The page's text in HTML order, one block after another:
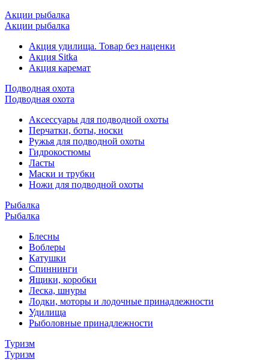
Акции рыбалка
Акции рыбалка
Акция удилища. Товар без наценки
Акция Sitka
Акция каремат
Подводная охота
Подводная охота
Аксессуары для подводной охоты
Перчатки, боты, носки
Ружья для подводной охоты
Гидрокостюмы
Ласты
Маски и трубки
Ножи для подводной охоты
Рыбалка
Рыбалка
Блесны
Воблеры
Катушки
Спиннинги
Ящики, коробки
Леска, шнуры
Лодки, моторы и лодочные принадлежности
Удилища
Рыболовные принадлежности
Туризм
Туризм